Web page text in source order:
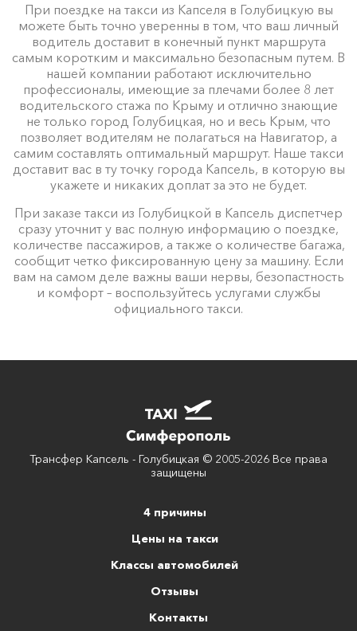
При поездке на такси из Капселя в Голубицкую вы
можете быть точно уверенны в том, что ваш личный
водитель доставит в конечный пункт маршрута
самым коротким и максимально безопасным путем. В
нашей компании работают исключительно
профессионалы, имеющие за плечами более 8 лет
водительского стажа по Крыму и отлично знающие
не только город Голубицкая, но и весь Крым, что
позволяет водителям не полагаться на Навигатор, а
самим составлять оптимальный маршрут. Наше такси
доставит вас в ту точку города Капсель, в которую вы
укажете и никаких доплат за это не будет.
При заказе такси из Голубицкой в Капсель диспетчер
сразу уточнит у вас полную информацию о поездке,
количестве пассажиров, а также о количестве багажа,
сообщит четко фиксированную цену за машину. Если
вам на самом деле важны ваши нервы, безопастность
и комфорт – воспользуйтесь услугами службы
официального такси.
Трансфер Капсель - Голубицкая © 2005-2026 Все права
защищены
4 причины
Цены на такси
Классы автомобилей
Отзывы
Контакты